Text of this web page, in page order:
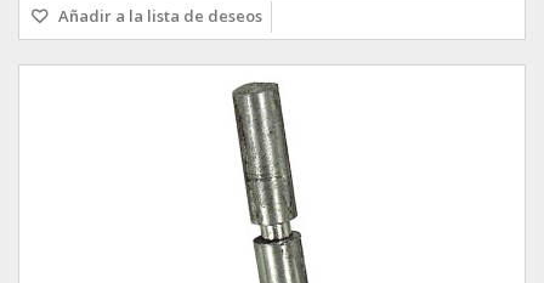
Añadir a la lista de deseos